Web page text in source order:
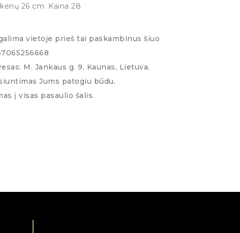
26 cm. Kaina 28
vietoje prieš tai paskambinus šiuo
M. Jankaus g. 9, Kaunas, Lietuva.
Jums patogiu būdu.
į visas pasaulio šalis.